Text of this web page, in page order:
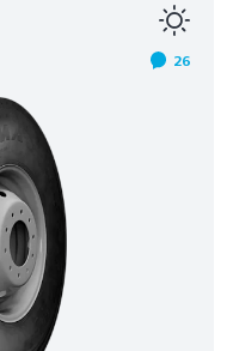
26